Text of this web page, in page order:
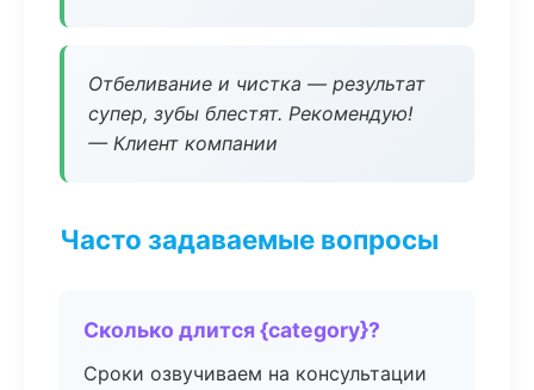
Отбеливание и чистка — результат
супер, зубы блестят. Рекомендую!
— Клиент компании
Часто задаваемые вопросы
Сколько длится {category}?
Сроки озвучиваем на консультации